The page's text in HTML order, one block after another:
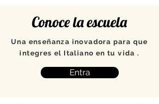
Conoce la escuela
Una enseñanza inovadora para que
integres el Italiano en tu vida .
Entra